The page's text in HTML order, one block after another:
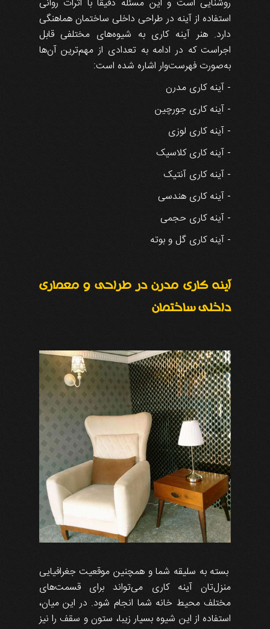
استفاده از آینه در طراحی داخلی ساختمان هماهنگی
دارد. هنر آینه کاری به شیوه‌های مختلفی قابل
اجراست که در ادامه به تعدادی از مهم‌ترین آن‌ها
به‌صورت فهرست‌وار اشاره شده است:
- آینه کاری مدرن
- آینه کاری جورچین
- آینه کاری لوزی
- آینه کاری کلاسیک
- آینه کاری آنتیک
- آینه کاری هندسی
- آینه کاری حجمی
- آینه کاری گل و بوته
آینه کاری مدرن در طراحی و معماری
داخلی ساختمان
بسته به سلیقه شما و همچنین موقعیت جغرافیایی
منزل‌تان آینه کاری می‌تواند برای قسمت‌های
مختلف محیط خانه شما انجام شود. در این‌ میان،
استفاده از این شیوه بسیار زیبا، ستون و سقف را نیز